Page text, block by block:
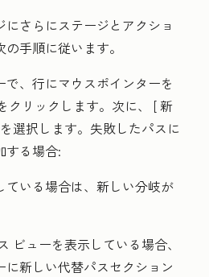
さらにステージとアクショ
手順に従います。
で、行にマウスポインターを
クリックします。次に、 [新
を選択します。失敗したパスに
する場合:
ている場合は、新しい分岐が
ビューを表示している場合、
に新しい代替パスセクション